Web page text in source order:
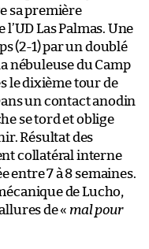
sa première
Las Palmas. Une
(2-1) par un doublé
nébuleuse du Camp
le dixième tour de
un contact anodin
se tord et oblige
Résultat des
collatéral interne
entre 7 à 8 semaines.
de Lucho,
de « mal pour